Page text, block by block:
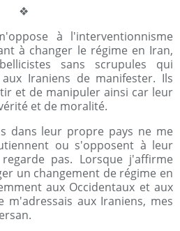
❖
à l'interventionnisme
à changer le régime en Iran,
sans scrupules qui
Iraniens de manifester. Ils
et de manipuler ainsi car leur
et de moralité.
dans leur propre pays ne me
ou s'opposent à leur
pas. Lorsque j'affirme
un changement de régime en
aux Occidentaux et aux
m'adressais aux Iraniens, mes